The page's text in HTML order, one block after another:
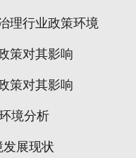
理行业政策环境
策对其影响
策对其影响
境分析
展现状